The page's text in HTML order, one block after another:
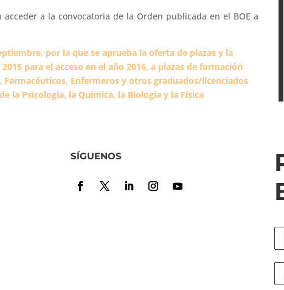
a la convocatoria de la Orden publicada en el BOE a
por la que se aprueba la oferta de plazas y la
para el acceso en el año 2016, a plazas de formación
Farmacéuticos, Enfermeros y otros graduados/licenciados
la Psicología, la Química, la Biología y la Física
SÍGUENOS
N
r
N
m
C